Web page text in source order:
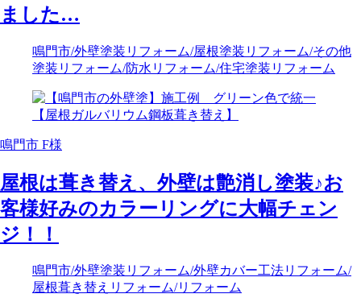
ました…
鳴門市/外壁塗装リフォーム/屋根塗装リフォーム/その他
塗装リフォーム/防水リフォーム/住宅塗装リフォーム
鳴門市 F様
屋根は葺き替え、外壁は艶消し塗装♪お
客様好みのカラーリングに大幅チェン
ジ！！
鳴門市/外壁塗装リフォーム/外壁カバー工法リフォーム/
屋根葺き替えリフォーム/リフォーム